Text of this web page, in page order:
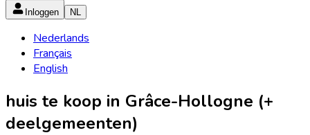
Inloggen NL
Nederlands
Français
English
huis te koop in Grâce-Hollogne (+
deelgemeenten)